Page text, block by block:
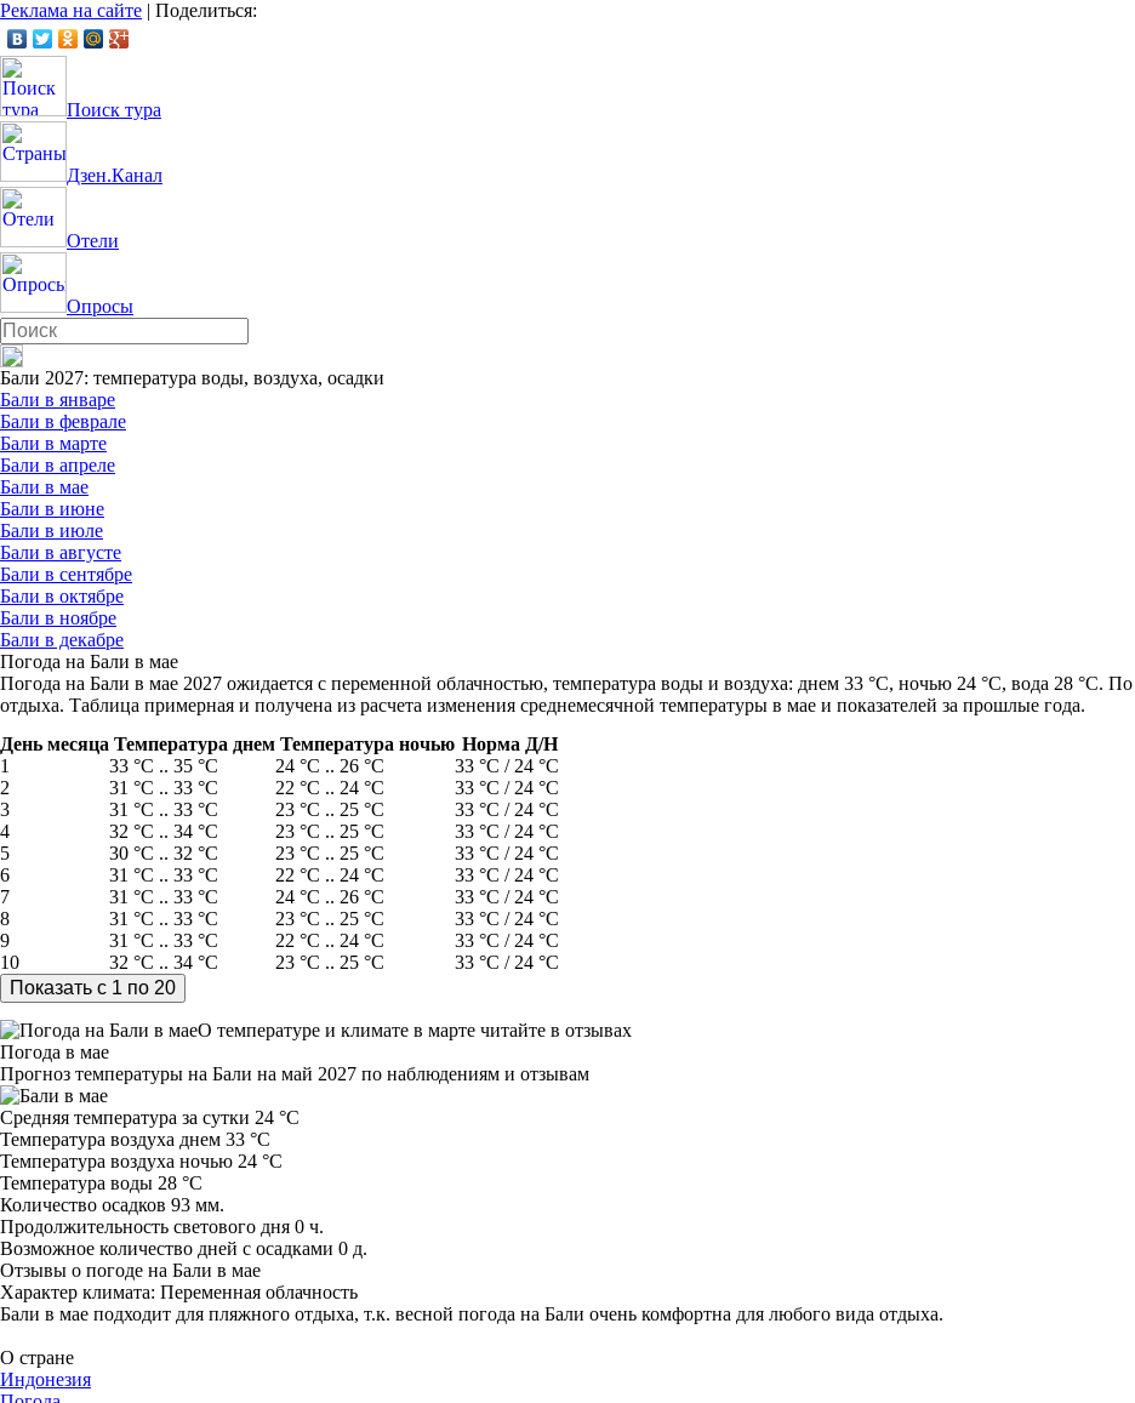
Реклама на сайте | Поделиться:
Поиск тура
Дзен.Канал
Отели
Опросы
Бали 2027: температура воды, воздуха, осадки
Бали в январе
Бали в феврале
Бали в марте
Бали в апреле
Бали в мае
Бали в июне
Бали в июле
Бали в августе
Бали в сентябре
Бали в октябре
Бали в ноябре
Бали в декабре
Погода на Бали в мае
Погода на Бали в мае 2027 ожидается с переменной облачностью, температура воды и воздуха: днем 33 °C, ночью 24 °C, вода 28 °C.
отдыха. Таблица примерная и получена из расчета изменения среднемесячной температуры в мае и показателей за прошлые года.
День месяца Температура днем Температура ночью Норма Д/Н
1
33 °C .. 35 °C 24 °C .. 26 °C
33 °C / 24 °C
2
31 °C .. 33 °C 22 °C .. 24 °C
33 °C / 24 °C
3
31 °C .. 33 °C 23 °C .. 25 °C
33 °C / 24 °C
4
32 °C .. 34 °C 23 °C .. 25 °C
33 °C / 24 °C
5
30 °C .. 32 °C 23 °C .. 25 °C
33 °C / 24 °C
6
31 °C .. 33 °C 22 °C .. 24 °C
33 °C / 24 °C
7
31 °C .. 33 °C 24 °C .. 26 °C
33 °C / 24 °C
8
31 °C .. 33 °C 23 °C .. 25 °C
33 °C / 24 °C
9
31 °C .. 33 °C 22 °C .. 24 °C
33 °C / 24 °C
10
32 °C .. 34 °C 23 °C .. 25 °C 33 °C / 24 °C
О температуре и климате в марте читайте в отзывах
Погода в мае
Прогноз температуры на Бали на май 2027 по наблюдениям и отзывам
Средняя температура за сутки 24 °C
Температура воздуха днем 33 °C
Температура воздуха ночью 24 °C
Температура воды 28 °C
Количество осадков 93 мм.
Продолжительность светового дня 0 ч.
Возможное количество дней с осадками 0 д.
Отзывы о погоде на Бали в мае
Характер климата: Переменная облачность
Бали в мае подходит для пляжного отдыха, т.к. весной погода на Бали очень комфортна для любого вида отдыха.
О стране
Индонезия